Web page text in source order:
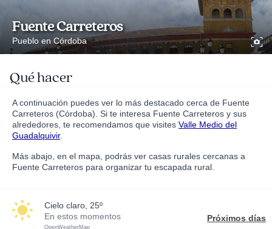
Fuente Carreteros
Pueblo en Córdoba
Qué hacer
A continuación puedes ver lo más destacado cerca de Fuente
Carreteros (Córdoba). Si te interesa Fuente Carreteros y sus
alrededores, te recomendamos que visites Valle Medio del
Guadalquivir.
Más abajo, en el mapa, podrás ver casas rurales cercanas a
Fuente Carreteros para organizar tu escapada rural.
cielo claro, 25º
En estos momentos
OpenWeatherMap
Próximos días